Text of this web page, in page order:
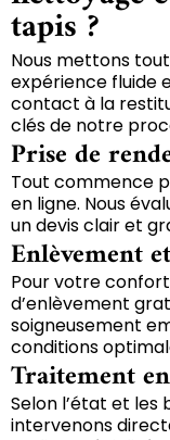
tapis ?
Nous mettons
expérience fluide
contact à la
clés de notre
Prise de
Tout commence
en ligne. Nous
un devis clair et
Enlèvement
Pour votre
d’enlèvement
soigneusement
conditions
Traitement
Selon l’état et les
intervenons